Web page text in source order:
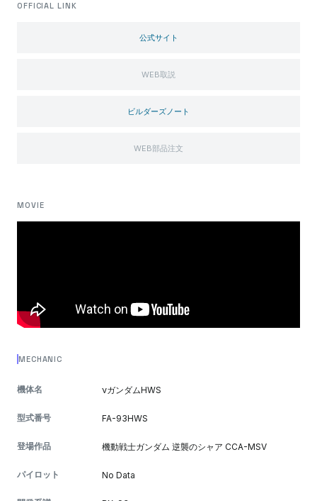
OFFICIAL LINK
公式サイト
WEB取説
ビルダーズノート
WEB部品注文
MOVIE
MECHANIC
機体名 νガンダムHWS
型式番号 FA-93HWS
登場作品 機動戦士ガンダム 逆襲のシャア CCA-MSV
パイロット No Data